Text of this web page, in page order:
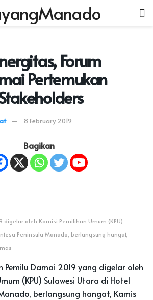
Forum
Pertemukan
8 February 2019
Bagikan
digelar oleh Komisi Pemilihan Umum (KPU)
Peninsula Manado, berlangsung hangat,
Pemilu Damai 2019 yang digelar oleh
(KPU) Sulawesi Utara di Hotel
berlangsung hangat, Kamis